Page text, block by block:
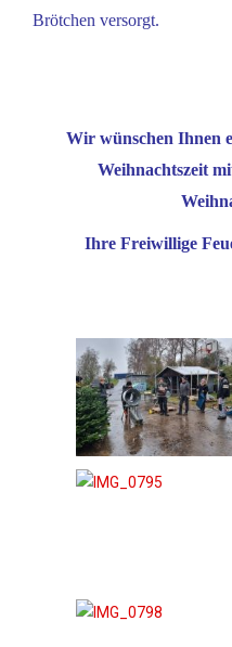
Brötchen versorgt.
Wir wünschen Ihnen
Weihnachtszeit
Ihre Freiwillige